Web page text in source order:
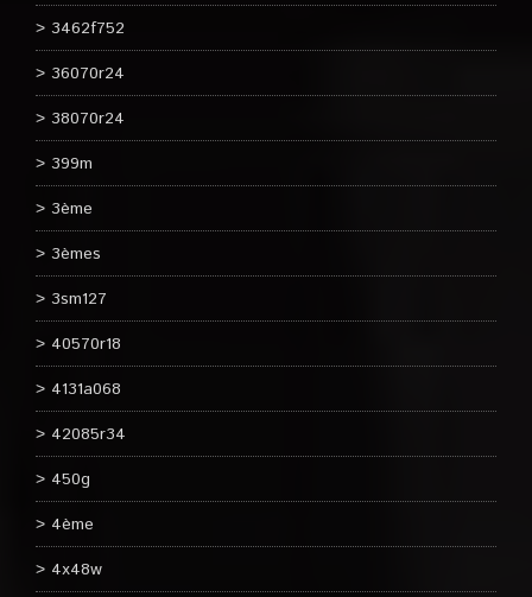
3462f752
36070r24
38070r24
399m
3ème
3èmes
3sm127
40570r18
4131a068
42085r34
450g
4ème
4x48w